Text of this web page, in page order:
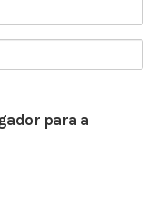
para a